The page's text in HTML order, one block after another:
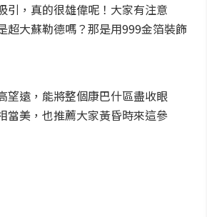
引，真的很雄偉呢！大家有注意
超大蘇勒德嗎？那是用999金箔裝飾
望遠，能將整個康巴什區盡收眼
當美，也推薦大家黃昏時來這參